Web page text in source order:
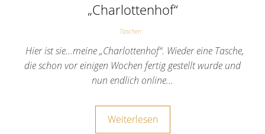
„Charlottenhof“
Taschen
Hier ist sie…meine „Charlottenhof“. Wieder eine Tasche,
die schon vor einigen Wochen fertig gestellt wurde und
nun endlich online…
Weiterlesen